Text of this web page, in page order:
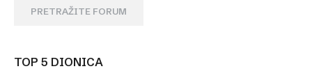
PRETRAŽITE FORUM
TOP 5 DIONICA